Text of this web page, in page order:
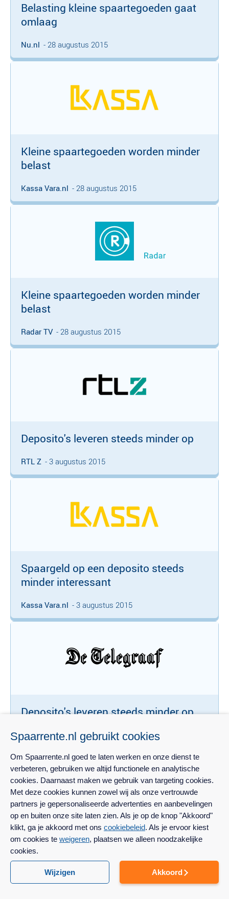
Belasting kleine spaartegoeden gaat
omlaag
Nu.nl - 28 augustus 2015
Kleine spaartegoeden worden minder
belast
Kassa Vara.nl - 28 augustus 2015
Kleine spaartegoeden worden minder
belast
Radar TV - 28 augustus 2015
Deposito's leveren steeds minder op
RTL Z - 3 augustus 2015
Spaargeld op een deposito steeds
minder interessant
Kassa Vara.nl - 3 augustus 2015
Deposito's leveren steeds minder op
De Telegraaf - 3 augustus 2015
Spaardeposito's leveren steeds minder
op
- 3 augustus 2015
Spaarrente.nl gebruikt cookies
Om Spaarrente.nl goed te laten werken en onze dienst te
verbeteren, gebruiken we altijd functionele en analytische
cookies. Daarnaast maken we gebruik van targeting cookies.
Met deze cookies kunnen zowel wij als onze vertrouwde
partners je gepersonaliseerde advertenties en aanbevelingen
op en buiten onze site laten zien. Als je op de knop "Akkoord"
klikt, ga je akkoord met ons cookiebeleid. Als je ervoor kiest
om cookies te weigeren, plaatsen we alleen noodzakelijke
cookies.
Wijzigen Akkoord